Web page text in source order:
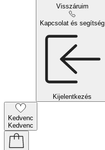
Visszáruim
Kapcsolat és segítség
Kijelentkezés
Kedvenc
Kedvenc